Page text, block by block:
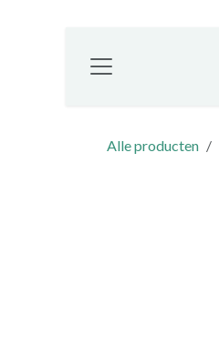
Alle producten